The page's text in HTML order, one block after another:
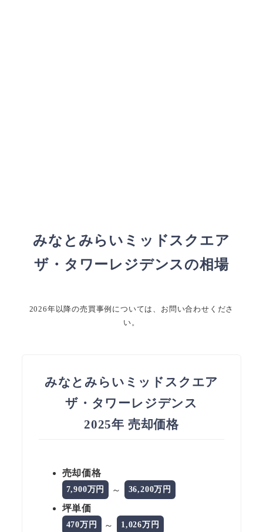
みなとみらいミッドスクエア
ザ・タワーレジデンスの相場
2026年以降の売買事例については、お問い合わせくださ
い。
みなとみらいミッドスクエア
ザ・タワーレジデンス
2025年 売却価格
売却価格
7,900万円 ～ 36,200万円
坪単価
470万円 ～ 1,026万円